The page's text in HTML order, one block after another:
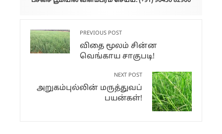
PREVIOUS POST
விதை மூலம் சின்ன
வெங்காய சாகுபடி!
NEXT POST
அறுகம்புல்லின் மருத்துவப்
பயன்கள்!